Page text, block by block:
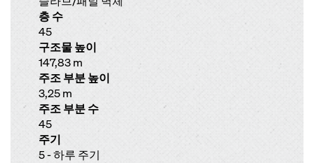
층 수
45
구조물 높이
147,83 m
주조 부분 높이
3,25 m
주조 부분 수
45
주기
5 - 하루 주기